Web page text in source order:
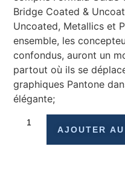
Bridge Coated &
Uncoated, Metallics et
ensemble, les
confondus, auront un
partout où ils se
graphiques Pantone
élégante;
AJOUTER